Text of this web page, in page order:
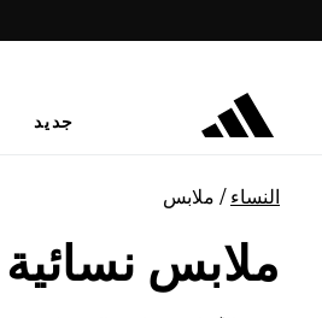
جديد
النساء ملابس
ملابس نسائية